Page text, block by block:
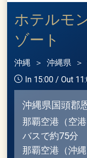
ホテルモ
ゾート
沖縄 沖縄県
In 15:00 / Out
沖縄県国頭郡
那覇空港（空
バスで約75分
那覇空港（沖